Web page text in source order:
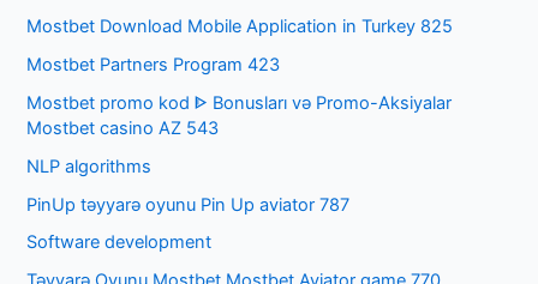
Mostbet Download Mobile Application in Turkey 825
Mostbet Partners Program 423
Mostbet promo kod ᐈ Bonusları və Promo-Aksiyalar
Mostbet casino AZ 543
NLP algorithms
PinUp təyyarə oyunu Pin Up aviator 787
Software development